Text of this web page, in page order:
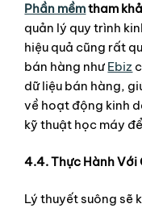
Phần mềmtham
quản lý quy trình
hiệu quả cũng rất
bán hàng như Ebiz
dữ liệu bán hàng,
về hoạt động kinh
kỹ thuật học máy
4.4. Thực Hành Với
Lý thuyết suông sẽ